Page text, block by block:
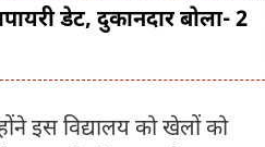
डेट, दुकानदार बोला- 2
इस विद्यालय को खेलों को